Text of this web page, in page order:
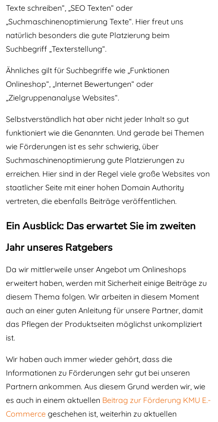
Texte schreiben“, „SEO Texten“ oder
„Suchmaschinenoptimierung Texte“. Hier freut uns
natürlich besonders die gute Platzierung beim
Suchbegriff „Texterstellung“.
Ähnliches gilt für Suchbegriffe wie „Funktionen
Onlineshop“, „Internet Bewertungen“ oder
„Zielgruppenanalyse Websites“.
Selbstverständlich hat aber nicht jeder Inhalt so gut
funktioniert wie die Genannten. Und gerade bei Themen
wie Förderungen ist es sehr schwierig, über
Suchmaschinenoptimierung gute Platzierungen zu
erreichen. Hier sind in der Regel viele große Websites von
staatlicher Seite mit einer hohen Domain Authority
vertreten, die ebenfalls Beiträge veröffentlichen.
Ein Ausblick: Das erwartet Sie im zweiten
Jahr unseres Ratgebers
Da wir mittlerweile unser Angebot um Onlineshops
erweitert haben, werden mit Sicherheit einige Beiträge zu
diesem Thema folgen. Wir arbeiten in diesem Moment
auch an einer guten Anleitung für unsere Partner, damit
das Pflegen der Produktseiten möglichst unkompliziert
ist.
Wir haben auch immer wieder gehört, dass die
Informationen zu Förderungen sehr gut bei unseren
Partnern ankommen. Aus diesem Grund werden wir, wie
es auch in einem aktuellen Beitrag zur Förderung KMU E.-
Commerce geschehen ist, weiterhin zu aktuellen